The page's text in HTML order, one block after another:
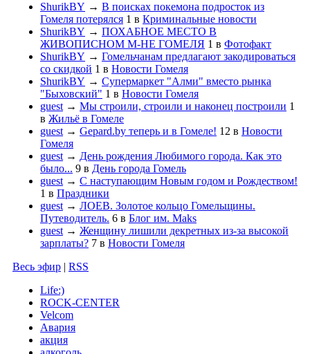
ShurikBY → В поисках покемона подросток из
Гомеля потерялся 1 в Криминальные новости
ShurikBY → ПОХАБНОЕ МЕСТО В
ЖИВОПИСНОМ М-НЕ ГОМЕЛЯ 1 в Фотофакт
ShurikBY → Гомельчанам предлагают закодироваться
со скидкой 1 в Новости Гомеля
ShurikBY → Супермаркет "Алми" вместо рынка
"Быховский" 1 в Новости Гомеля
guest → Мы строили, строили и наконец построили 1
в Жильё в Гомеле
guest → Gepard.by теперь и в Гомеле! 12 в Новости
Гомеля
guest → День рождения Любимого города. Как это
было... 9 в День города Гомель
guest → С наступающим Новым годом и Рождеством!
1 в Праздники
guest → ЛОЕВ. Золотое кольцо Гомельщины.
Путеводитель. 6 в Блог им. Maks
guest → Женщину лишили декретных из-за высокой
зарплаты? 7 в Новости Гомеля
Весь эфир | RSS
Life:)
ROCK-CENTER
Velcom
Авария
акция